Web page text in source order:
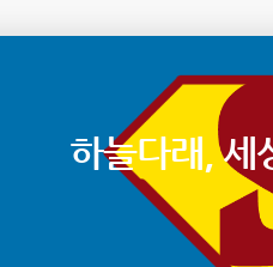
하늘다래, 세